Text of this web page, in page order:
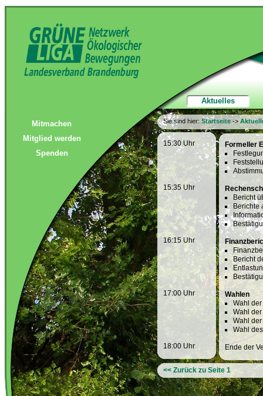
Aktuelles
Mitmachen
Mitglied werden
Spenden
Sie sind hier: Startseite->
15:30 Uhr
15:35 Uhr
16:15 Uhr
17:00 Uhr
18:00 Uhr
Formeller
Bericht
Berichte
Bericht
Wahlen
Wahl
Wahl
Wahl
Wahl
Ende der
<< Zurück zu Seite 1